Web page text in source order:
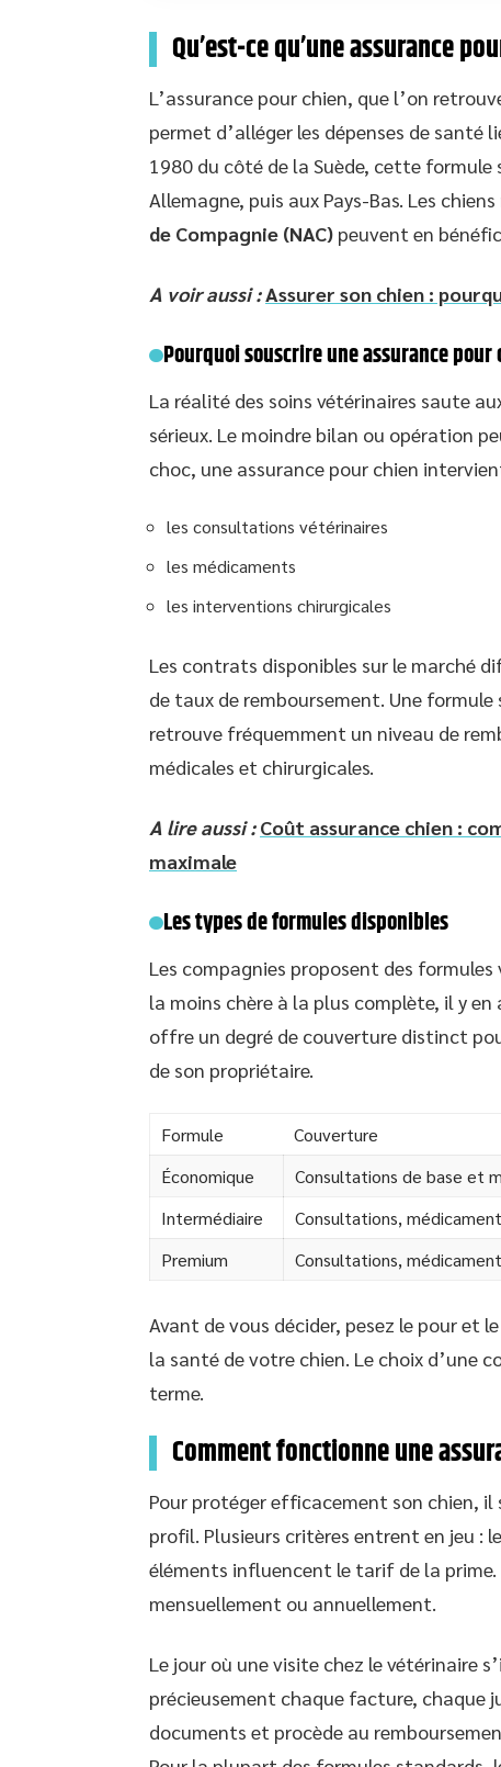
Qu’est-ce qu’une assurance
L’assurance pour chien, que l’on
permet d’alléger les dépenses de santé
1980 du côté de la Suède, cette formule
Allemagne, puis aux Pays-Bas. Les
de Compagnie (NAC) peuvent en
A voir aussi :Assurer son chien :
Pourquoi souscrire une assurance pour
La réalité des soins vétérinaires saute
sérieux. Le moindre bilan ou opération
choc, une assurance pour chien
les consultations vétérinaires
les médicaments
les interventions chirurgicales
Les contrats disponibles sur le marché
de taux de remboursement. Une
retrouve fréquemment un niveau de
médicales et chirurgicales.
A lire aussi : Coût assurance chien :
maximale
Les types de formules disponibles
Les compagnies proposent des
la moins chère à la plus complète, il y
offre un degré de couverture distinct
de son propriétaire.
Formule
Couverture
Économique
Consultations de base et
Intermédiaire
Consultations,
Premium
Consultations,
Avant de vous décider, pesez le pour et
la santé de votre chien. Le choix d’une
terme.
Comment fonctionne une
Pour protéger efficacement son chien,
profil. Plusieurs critères entrent en jeu : le
éléments influencent le tarif de la
mensuellement ou annuellement.
Le jour où une visite chez le vétérinaire
précieusement chaque facture, chaque
documents et procède au